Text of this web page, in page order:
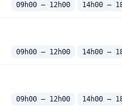
09h00 — 12h00 14h00 —
09h00 — 12h00 14h00 —
09h00 — 12h00 14h00 —